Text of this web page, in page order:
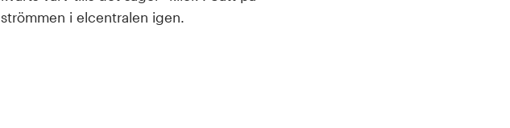
strömmen i elcentralen igen.